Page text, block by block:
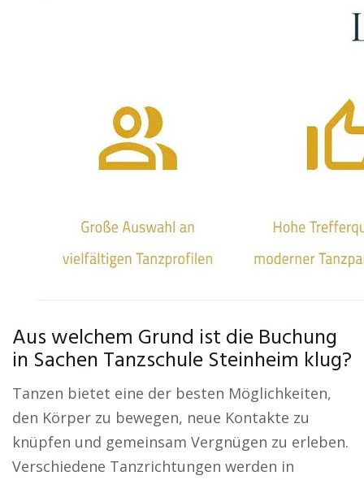
Aus welchem Grund ist die Buchung
in Sachen Tanzschule Steinheim klug?
Tanzen bietet eine der besten Möglichkeiten,
den Körper zu bewegen, neue Kontakte zu
knüpfen und gemeinsam Vergnügen zu erleben.
Verschiedene Tanzrichtungen werden in